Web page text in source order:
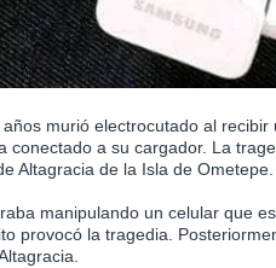
murió electrocutado al recibir
conectado a su cargador. La
Altagracia de la Isla de Ometepe.
manipulando un celular que
provocó la tragedia.